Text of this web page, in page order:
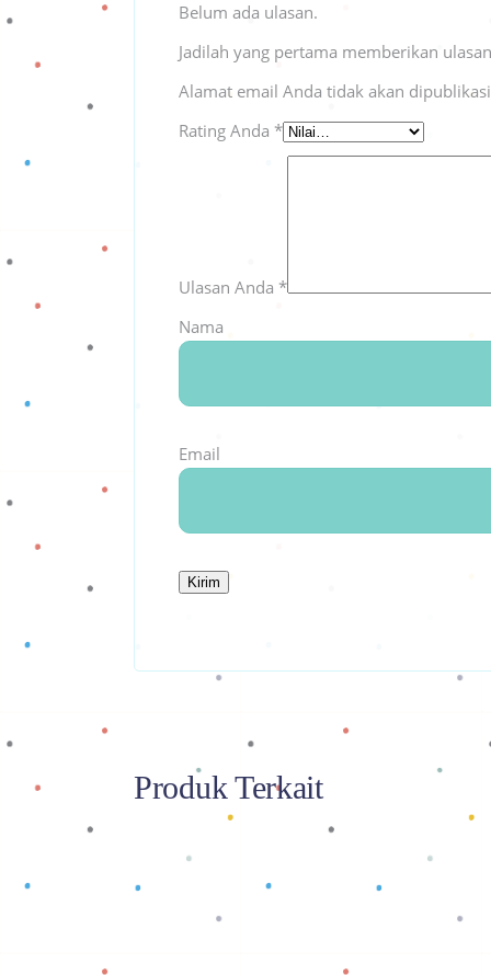
Belum ada ulasan.
Jadilah yang pertama memberikan
Alamat email Anda tidak akan
Rating Anda *
Ulasan Anda *
Nama
Email
Produk Terkait